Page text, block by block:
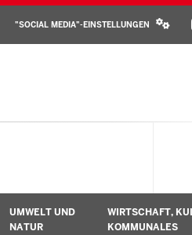
MEDIA
"SOCIAL MEDIA"-EINSTELLUNGEN
Untermenü öffnen
UMWELT UND
NATUR
Untermenü öffnen
WIRTSCHAFT,
KOMMUNALES